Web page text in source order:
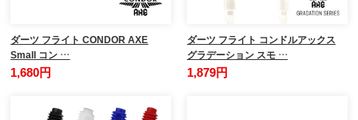
ダーツ フライト CONDOR AXE
Small コン …
1,680円
ダーツ フライト コンドルアックス
グラデーション スモ …
1,879円